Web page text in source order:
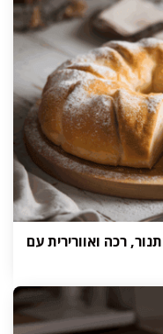
רכה ואוורירית עם